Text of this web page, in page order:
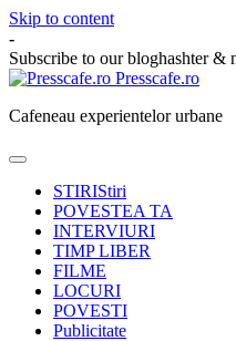
Skip to content
-
Subscribe to our bloghashter &
Presscafe.ro
Cafeneau experientelor urbane
STIRIStiri
POVESTEA TA
INTERVIURI
TIMP LIBER
FILME
LOCURI
POVESTI
Publicitate